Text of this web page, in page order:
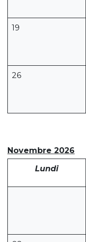
19
26
Novembre 2026
Lundi